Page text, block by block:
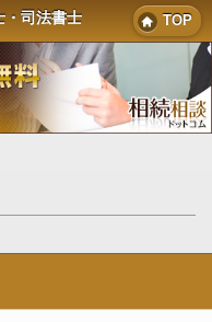
司法書士 TOP